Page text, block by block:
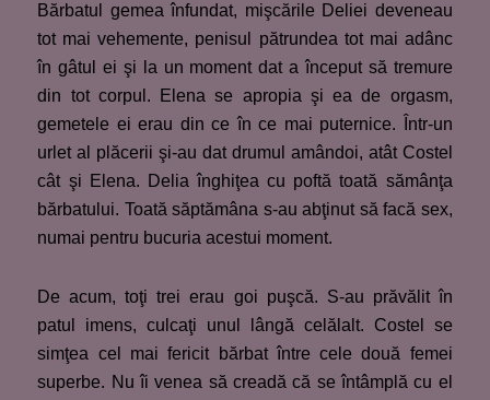
Bărbatul gemea înfundat, mişcările Deliei deveneau
tot mai vehemente, penisul pătrundea tot mai adânc
în gâtul ei şi la un moment dat a început să tremure
din tot corpul. Elena se apropia şi ea de orgasm,
gemetele ei erau din ce în ce mai puternice. Într-un
urlet al plăcerii şi-au dat drumul amândoi, atât Costel
cât şi Elena. Delia înghiţea cu poftă toată sămânţa
bărbatului. Toată săptămâna s-au abţinut să facă sex,
numai pentru bucuria acestui moment.
De acum, toţi trei erau goi puşcă. S-au prăvălit în
patul imens, culcaţi unul lângă celălalt. Costel se
simţea cel mai fericit bărbat între cele două femei
superbe. Nu îi venea să creadă că se întâmplă cu el